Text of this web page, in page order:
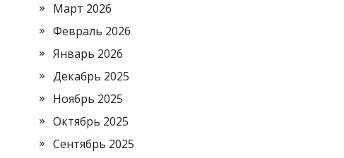
Март 2026
Февраль 2026
Январь 2026
Декабрь 2025
Ноябрь 2025
Октябрь 2025
Сентябрь 2025